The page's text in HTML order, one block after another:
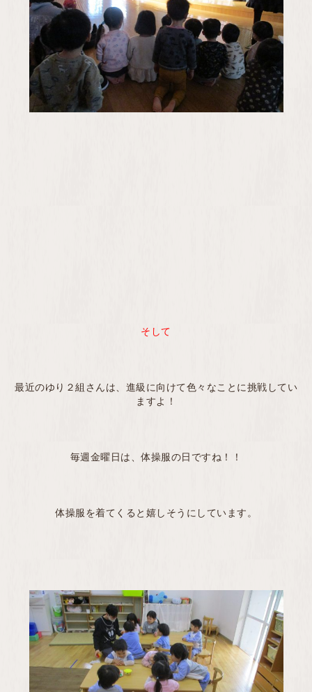
そして
最近のゆり２組さんは、進級に向けて色々なことに挑戦してい
ますよ！
毎週金曜日は、体操服の日ですね！！
体操服を着てくると嬉しそうにしています。